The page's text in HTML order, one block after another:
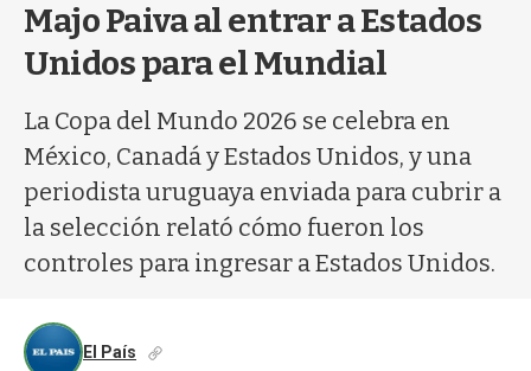
Majo Paiva al entrar a Estados
Unidos para el Mundial
La Copa del Mundo 2026 se celebra en
México, Canadá y Estados Unidos, y una
periodista uruguaya enviada para cubrir a
la selección relató cómo fueron los
controles para ingresar a Estados Unidos.
El País